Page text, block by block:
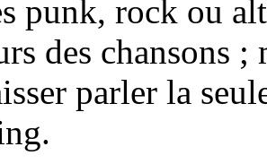
punk, rock ou
des chansons ;
parler la